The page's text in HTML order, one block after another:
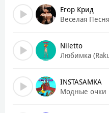
S63 AMG (Е, е, е, е)
Летит в ночной Москве
Slap bitch, тут семь нулей (Е)
На мне ща VVS
Yo, bitch, I got new benz
До-дорого? Пиздец (Few-few)
Большущий дядя-мальчик
Егор Крид
Веселая
Niletto
Любимка
INSTASAMKA
Модные очки